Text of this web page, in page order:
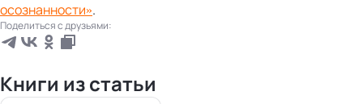
осознанности».
Поделиться с друзьями:
Книги из статьи